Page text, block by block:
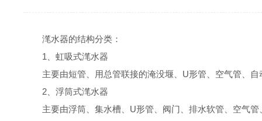
滗水器的结构分类：
1、虹吸式滗水器
主要由短管、用总管联接的淹没堰、U形管、空气管、
2、浮筒式滗水器
主要由浮筒、集水槽、U形管、阀门、排水软管、空气